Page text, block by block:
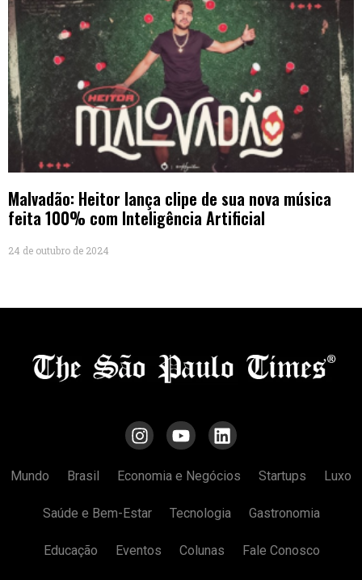
Malvadão: Heitor lança clipe de sua nova música
feita 100% com Inteligência Artificial
24 de outubro de 2024
Mundo Brasil Economia e Negócios Startups Luxo
Saúde e Bem-Estar Tecnologia Gastronomia
Educação Eventos Colunas Fale Conosco